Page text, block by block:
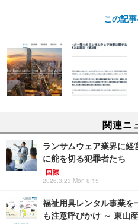
この記
関連ニ
ランサムウェア業界に経
に舵を切る犯罪者たち
国際
2026.3.23 Mon 8:15
福祉用具レンタル事業を
も注意呼びかけ ～ 東山